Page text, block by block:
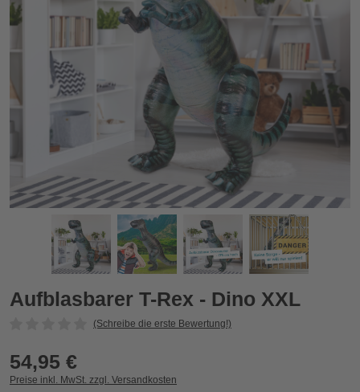
Aufblasbarer T-Rex - Dino XXL
Zurück
Aufblasbarer T-Rex - Dino XXL
(Schreibe die erste Bewertung!)
54,95 €
Preise inkl. MwSt. zzgl. Versandkosten